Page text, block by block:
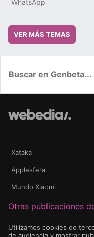
WhatsApp
VER MÁS TEMAS
Xataka
Applesfera
Mundo Xiaomi
Otras publicaciones
Utilizamos cookies de